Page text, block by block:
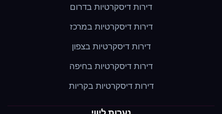
דירות דיסקרטיות בדרום
דירות דיסקרטיות במרכז
דירות דיסקרטיות בצפון
דירות דיסקרטיות בחיפה
דירות דיסקרטיות בקריות